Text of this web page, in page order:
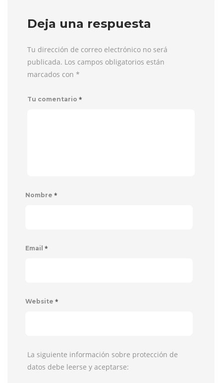
Deja una respuesta
Tu dirección de correo electrónico no será
publicada. Los campos obligatorios están
marcados con *
Tu comentario *
Nombre *
Email *
Website *
La siguiente información sobre protección de
datos debe leerse y aceptarse: